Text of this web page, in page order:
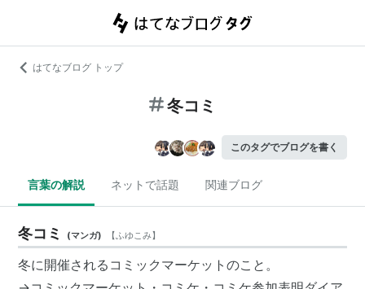
はてなブログ トップ
冬コミ
このタグでブログを書く
言葉の解説 ネットで話題 関連ブログ
冬コミ (マンガ) 【ふゆこみ】
冬に開催されるコミックマーケットのこと。